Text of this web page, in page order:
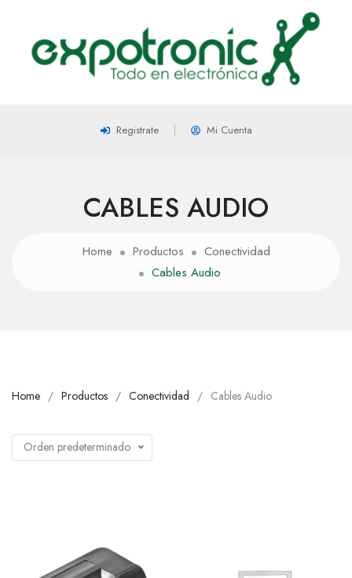
Registrate Mi Cuenta
CABLES AUDIO
Home Productos
Conectividad
Cables Audio
Home Productos Conectividad Cables Audio
Orden predeterminado